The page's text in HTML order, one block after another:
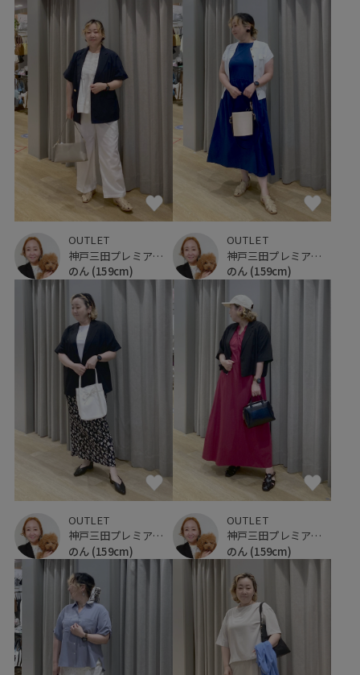
OUTLET
神戸三田プレミアム・アウトレット
のん (159cm)
OUTLET
神戸三田プレミアム・アウトレット
のん (159cm)
OUTLET
神戸三田プレミアム・アウトレット
のん (159cm)
OUTLET
神戸三田プレミアム・アウトレット
のん (159cm)